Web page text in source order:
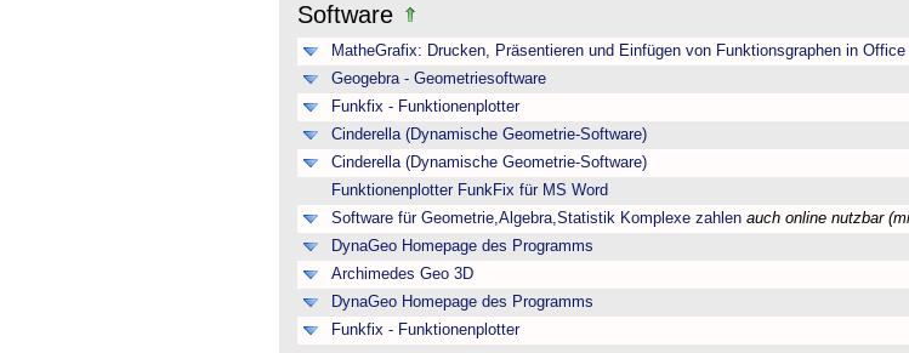
Software
MatheGrafix: Drucken, Präsentieren und Einfügen von Funktionsgraphen in Office
Geogebra - Geometriesoftware
Funkfix - Funktionenplotter
Cinderella (Dynamische Geometrie-Software)
Cinderella (Dynamische Geometrie-Software)
Funktionenplotter FunkFix für MS Word
Software für Geometrie,Algebra,Statistik Komplexe zahlen auch online nutzbar
DynaGeo Homepage des Programms
Archimedes Geo 3D
DynaGeo Homepage des Programms
Funkfix - Funktionenplotter